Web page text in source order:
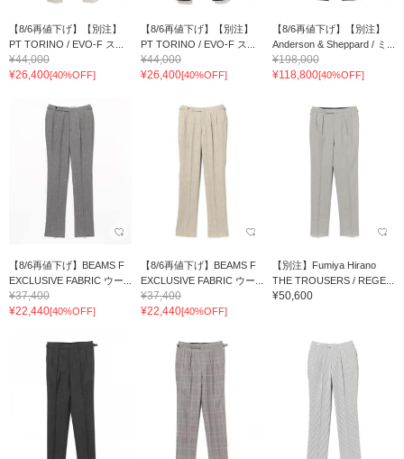
【8/6再値下げ】【別注】
PT TORINO / EVO-F ス...
¥44,000
¥26,400[40%OFF]
【8/6再値下げ】【別注】
PT TORINO / EVO-F ス...
¥44,000
¥26,400[40%OFF]
【8/6再値下げ】【別注】
Anderson & Sheppard / ミ...
¥198,000
¥118,800[40%OFF]
【8/6再値下げ】BEAMS F
EXCLUSIVE FABRIC ウー...
¥37,400
¥22,440[40%OFF]
【8/6再値下げ】BEAMS F
EXCLUSIVE FABRIC ウー...
¥37,400
¥22,440[40%OFF]
【別注】Fumiya Hirano
THE TROUSERS / REGE...
¥50,600